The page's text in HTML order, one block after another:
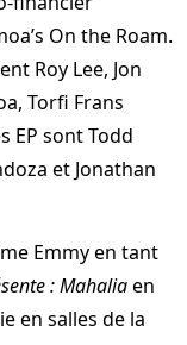
On the Roam.
Roy Lee, Jon
Torfi Frans
EP sont Todd
et Jonathan
Emmy en tant
: Mahaliaen
en salles de la